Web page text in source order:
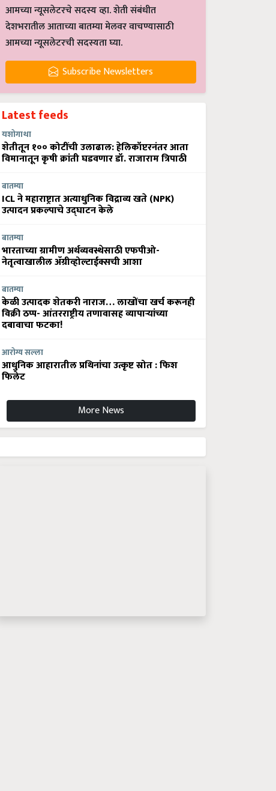
आमच्या न्यूसलेटरचे सदस्य व्हा. शेती संबंधीत
देशभरातील आताच्या बातम्या मेलवर वाचण्यासाठी
आमच्या न्यूसलेटरची सदस्यता घ्या.
Subscribe Newsletters
Latest feeds
यशोगाथा
शेतीतून १०० कोटींची उलाढाल: हेलिकॉप्टरनंतर आता
विमानातून कृषी क्रांती घडवणार डॉ. राजाराम त्रिपाठी
बातम्या
ICL ने महाराष्ट्रात अत्याधुनिक विद्राव्य खते (NPK)
उत्पादन प्रकल्पाचे उद्घाटन केले
बातम्या
भारताच्या ग्रामीण अर्थव्यवस्थेसाठी एफपीओ-
नेतृत्वाखालील अ‍ॅग्रीव्होल्टाईक्सची आशा
बातम्या
केळी उत्पादक शेतकरी नाराज… लाखोंचा खर्च करूनही
विक्री ठप्प- आंतरराष्ट्रीय तणावासह व्यापाऱ्यांच्या
दबावाचा फटका!
आरोग्य सल्ला
आधुनिक आहारातील प्रथिनांचा उत्कृष्ट स्रोत : फिश
फिलेट
More News